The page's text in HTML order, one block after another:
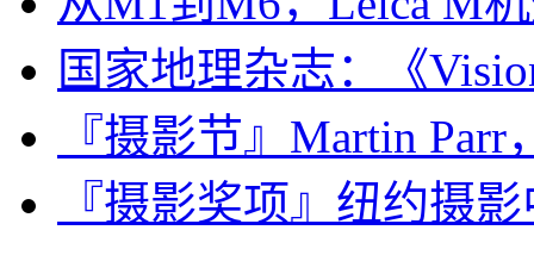
国家地理杂志：《
『摄影节』Martin Parr
『摄影奖项』纽约摄